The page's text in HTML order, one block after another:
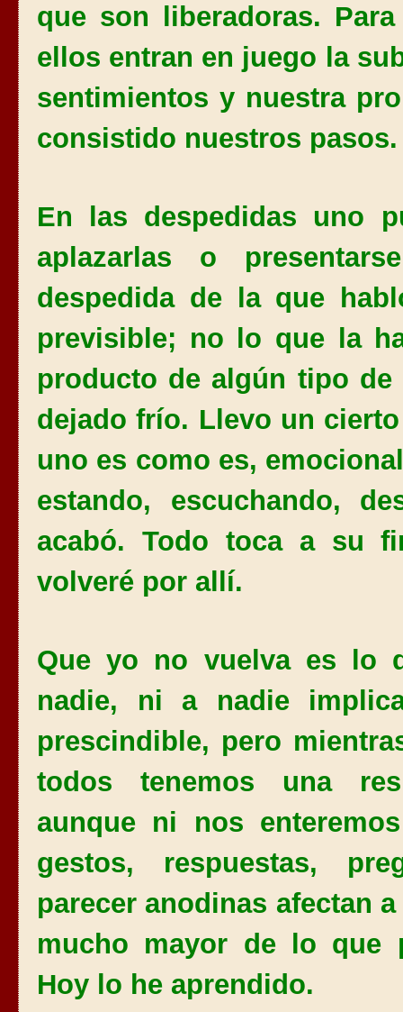
que son liberadoras.
ellos entran en juego la
sentimientos y nuestra
consistido nuestros pasos.
En las despedidas uno
aplazarlas o
despedida de la que
previsible; no lo que la
producto de algún tipo
dejado frío. Llevo un
uno es como es,
estando, escuchando,
acabó. Todo toca a su
volveré por allí.
Que yo no vuelva es lo
nadie, ni a nadie
prescindible, pero
todos tenemos una
aunque ni nos
gestos, respuestas,
parecer anodinas afectan
mucho mayor de lo que
Hoy lo he aprendido.